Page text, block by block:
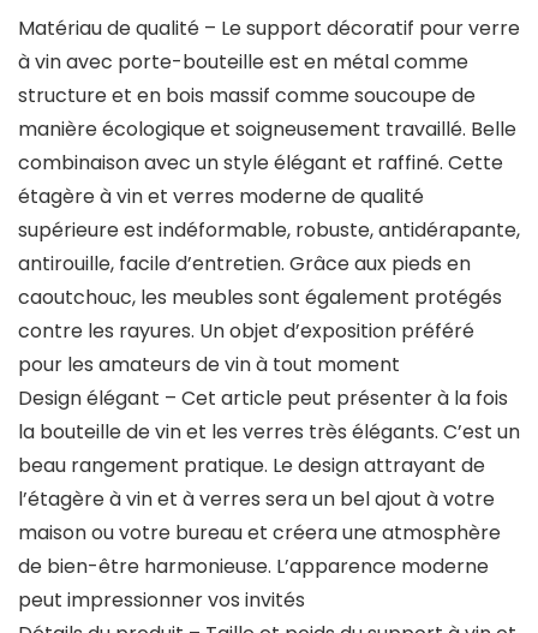
Matériau de qualité – Le support décoratif pour verre
à vin avec porte-bouteille est en métal comme
structure et en bois massif comme soucoupe de
manière écologique et soigneusement travaillé. Belle
combinaison avec un style élégant et raffiné. Cette
étagère à vin et verres moderne de qualité
supérieure est indéformable, robuste, antidérapante,
antirouille, facile d’entretien. Grâce aux pieds en
caoutchouc, les meubles sont également protégés
contre les rayures. Un objet d’exposition préféré
pour les amateurs de vin à tout moment
Design élégant – Cet article peut présenter à la fois
la bouteille de vin et les verres très élégants. C’est un
beau rangement pratique. Le design attrayant de
l’étagère à vin et à verres sera un bel ajout à votre
maison ou votre bureau et créera une atmosphère
de bien-être harmonieuse. L’apparence moderne
peut impressionner vos invités